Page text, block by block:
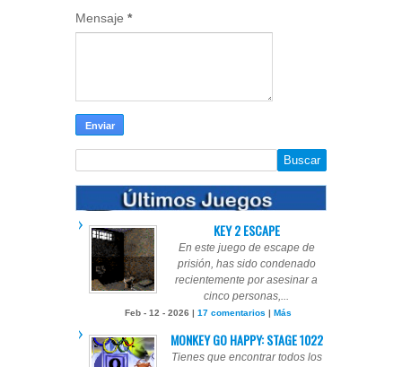
Mensaje *
KEY 2 ESCAPE
En este juego de escape de
prisión, has sido condenado
recientemente por asesinar a
cinco personas,...
Feb - 12 - 2026 | 17 comentarios | Más
MONKEY GO HAPPY: STAGE 1022
Tienes que encontrar todos los